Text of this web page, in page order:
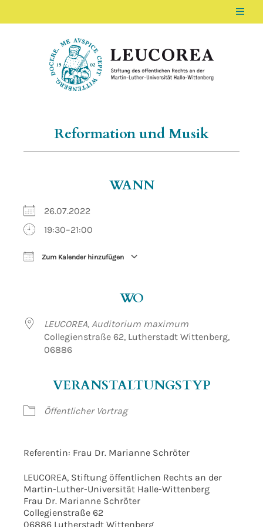
LEUCOREA DE
Stiftung des öffentlichen Rechts an der
Reformation und Musik
WANN
26.07.2022
19:30–21:00
Zum Kalender hinzufügen
WO
LEUCOREA, Auditorium maximum
Collegienstraße 62, Lutherstadt Wittenberg,
06886
VERANSTALTUNGSTYP
Öffentlicher Vortrag
Referentin: Frau Dr. Marianne Schröter
LEUCOREA, Stiftung öffentlichen Rechts an der
Martin-Luther-Universität Halle-Wittenberg
Frau Dr. Marianne Schröter
Collegienstraße 62
06886 Lutherstadt Wittenberg